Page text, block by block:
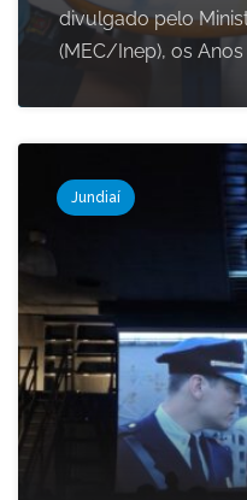
divulgado pelo
(MEC/Inep), os Anos
Jundiaí